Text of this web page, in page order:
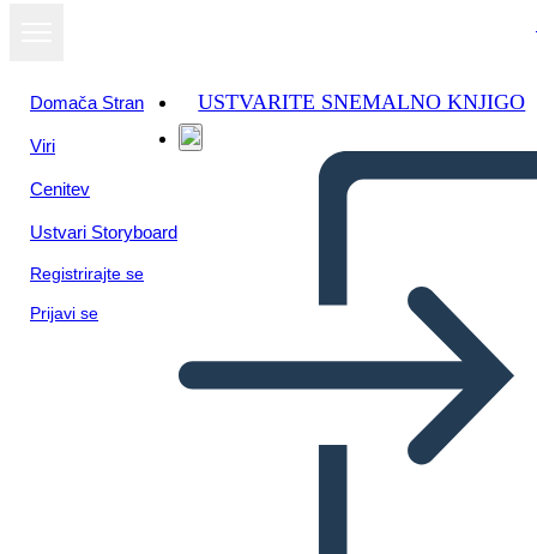
Domača Stran
Viri
Cenitev
Ustvari Storyboard
Registrirajte se
Prijavi se
USTVARITE SNEMALNO KNJIGO
Plot Diagram Template 16x9